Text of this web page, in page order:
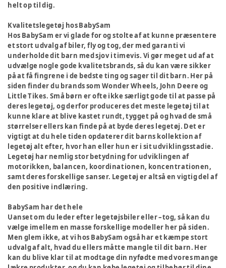
helt op til dig.
Kvalitetslegetøj hos BabySam
Hos BabySam er vi glade for og stolte af at kunne præsentere
et stort udvalg af biler, fly og tog, der med garanti vi
underholde dit barn med sjov i timevis. Vi gør meget ud af at
udvælge nogle gode kvalitetsbrands, så du kan være sikker
på at få fingrene i de bedste ting og sager til dit barn. Her på
siden finder du brands som Wonder Wheels, John Deere og
Little Tikes. Små børn er ofte ikke særligt gode til at passe på
deres legetøj, og derfor produceres det meste legetøj til at
kunne klare at blive kastet rundt, tygget på og hvad de små
størrelser ellers kan finde på at byde deres legetøj. Det er
vigtigt at du hele tiden opdaterer dit barns kollektion af
legetøj alt efter, hvor han eller hun er i sit udviklingsstadie.
Legetøj har nemlig stor betydning for udviklingen af
motorikken, balancen, koordinationen, koncentrationen,
samt deres forskellige sanser. Legetøj er altså en vigtig del af
den positive indlæring.
BabySam har det hele
Uanset om du leder efter legetøjsbiler eller –tog, så kan du
vælge imellem en masse forskellige modeller her på siden.
Men glem ikke, at vi hos BabySam også har et kæmpe stort
udvalg af alt, hvad du ellers måtte mangle til dit barn. Her
kan du blive klar til at modtage din nyfødte med vores mange